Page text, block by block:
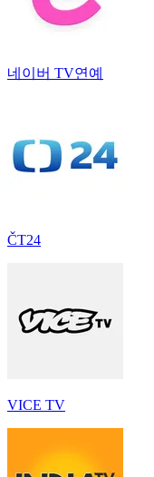
네이버 TV연예
ČT24
VICE TV